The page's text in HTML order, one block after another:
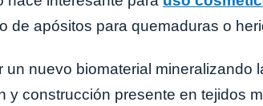
de apósitos para quemaduras o
un nuevo biomaterial mineralizando
y construcción presente en tejidos